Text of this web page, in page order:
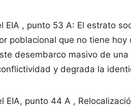
EIA , punto 53 A: El estrato
poblacional que no tiene
desembarco masivo de
y degrada la
EIA, punto 44 A ,